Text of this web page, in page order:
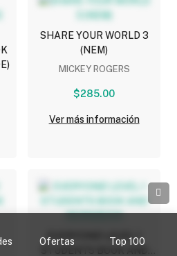
Ofertas Top 100
SHARE YOUR WORLD 3
(NEM)
MICKEY ROGERS
$285.00
Ver más información
EVERYONE! LEVEL 1